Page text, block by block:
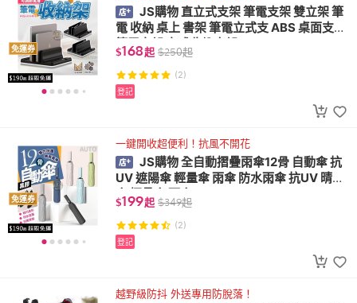
免運券
JS購物 直立式支架 筆電支架 雙立架 筆
電 收納 桌上 書架 筆電立式支 ABS 桌面支架
筆電立架 立式收納支架
$168起 $250起
(2)
登記
免運券
一鍵開收超便利！抗風不開花
JS購物 全自動摺疊雨傘12骨 自動傘 抗
UV 遮陽傘 輕量傘 雨傘 防水雨傘 抗UV 晴雨
傘 摺疊傘 雨傘
$199起 $349起
(2)
登記
越野級防抖 外送專用防脫落！